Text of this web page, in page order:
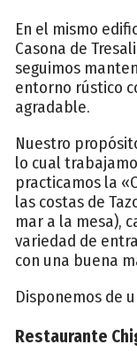
En el mismo
Casona de
seguimos
entorno rústico
agradable.
Nuestro
lo cual
practicamos la
las costas de
mar a la mesa),
variedad de
con una buena
Disponemos de
Restaurante